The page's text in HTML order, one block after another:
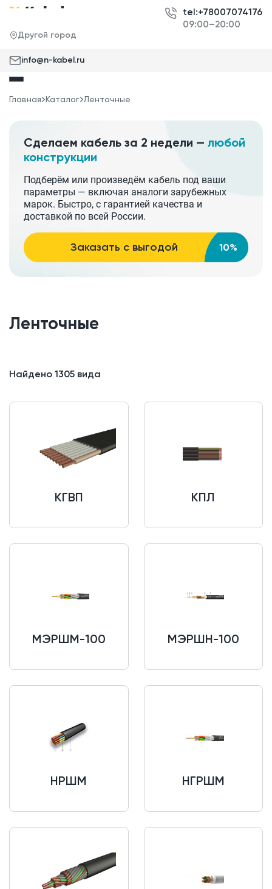
Другой город
tel:+78007074176
09:00–20:00
info@n-kabel.ru
Главная Каталог Ленточные
Сделаем кабель за 2 недели — любой
конструкции
Подберём или произведём кабель под ваши
параметры — включая аналоги зарубежных
марок. Быстро, с гарантией качества и
доставкой по всей России.
Заказать с выгодой 10%
Ленточные
Найдено 1305 вида
КГВП КПЛ
МЭРШМ-100 МЭРШН-100
НРШМ НГРШМ